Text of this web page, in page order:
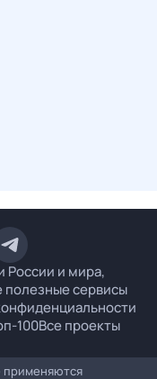
России и мира,
полезные сервисы
100Все проекты
применяются